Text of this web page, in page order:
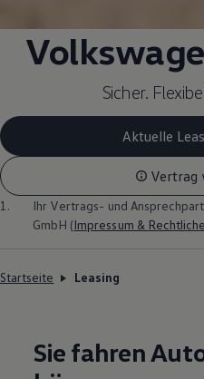
Sicher.
Aktuelle
Vertrag
1. Ihr Vertrags- und
GmbH (Impressum &
Startseite Leasing
Sie fahren